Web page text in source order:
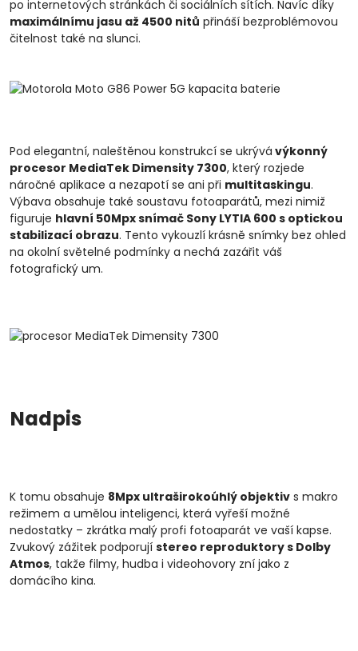
po internetových stránkách či sociálních sítích. Navíc díky
maximálnímu jasu až 4500 nitů přináší bezproblémovou
čitelnost také na slunci.
Pod elegantní, naleštěnou konstrukcí se ukrývá výkonný
procesor MediaTek Dimensity 7300, který rozjede
náročné aplikace a nezapotí se ani při multitaskingu.
Výbava obsahuje také soustavu fotoaparátů, mezi nimiž
figuruje hlavní 50Mpx snímač Sony LYTIA 600 s optickou
stabilizací obrazu. Tento vykouzlí krásně snímky bez ohled
na okolní světelné podmínky a nechá zazářit váš
fotografický um.
Nadpis
K tomu obsahuje 8Mpx ultraširokoúhlý objektiv s makro
režimem a umělou inteligenci, která vyřeší možné
nedostatky – zkrátka malý profi fotoaparát ve vaší kapse.
Zvukový zážitek podporují stereo reproduktory s Dolby
Atmos, takže filmy, hudba i videohovory zní jako z
domácího kina.